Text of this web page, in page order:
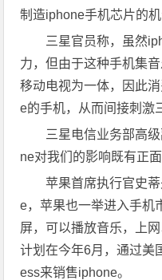
制造iphone手机芯片的机
三星官员称，虽然
力，但由于这种手机集
移动电视为一体，因此
e的手机，从而间接刺激
三星电信业务部高
ne对我们的影响既有正
苹果首席执行官史
e，苹果也一举进入手机
屏，可以播放音乐，上
计划在今年6月，通过美
ess来销售iphone。